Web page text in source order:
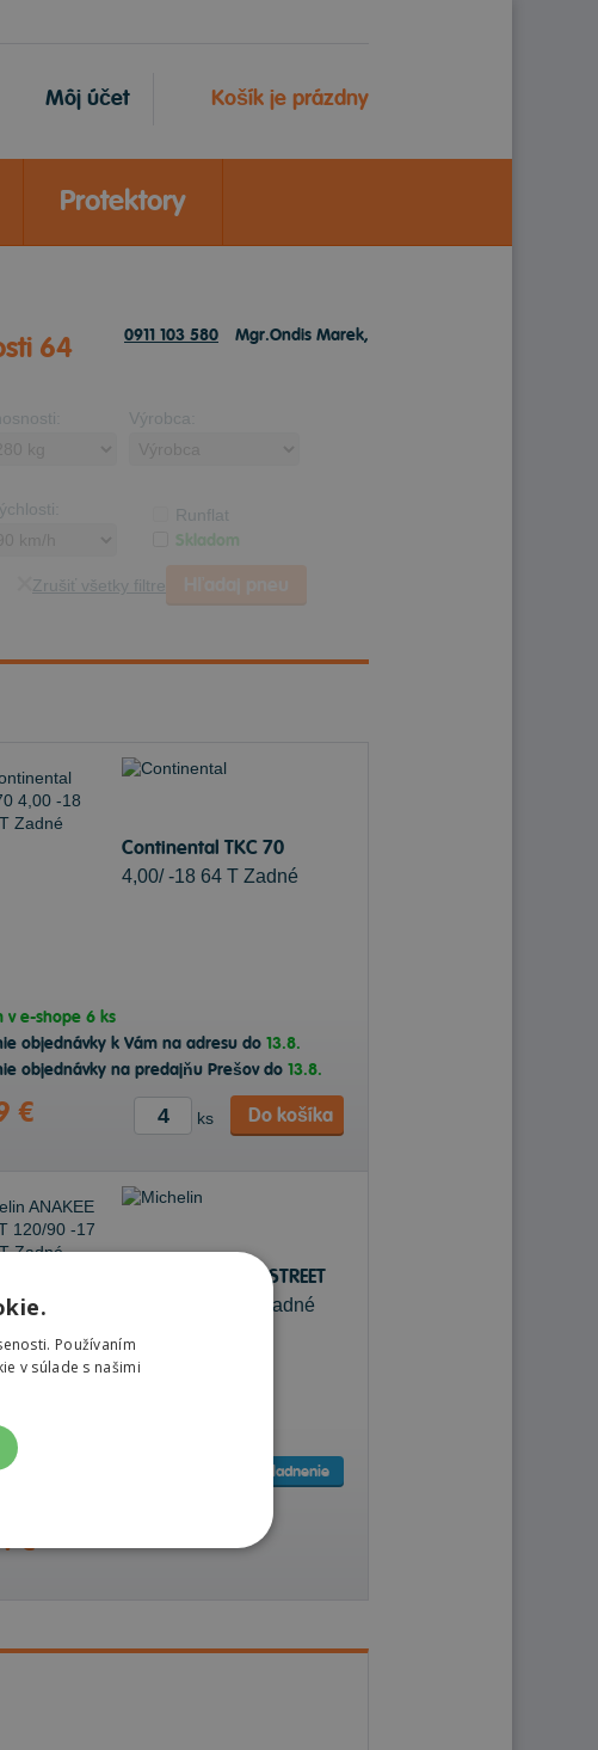
Košík je prázdny
Môj účet
Protektory
64 0911 103 580 Mgr.Ondis Marek,
Výrobca:
Runflat
Skladom
Zrušiť všetky filtre
Continental TKC 70
4,00/ -18 64 T Zadné
ve-shope 6 ks
objednávky k Vám na adresu do 13.8.
objednávky na predajňu Prešov do 13.8.
€ ks Do košíka
Michelin ANAKEE STREET
120/90 -17 64 T Zadné
Sledovať naskladnenie
€
Používaním
v súlade s našimi